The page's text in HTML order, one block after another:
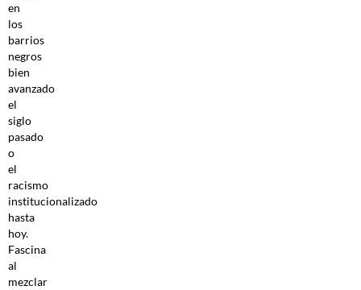
en
los
barrios
negros
bien
avanzado
el
siglo
pasado
o
el
racismo
institucionalizado
hasta
hoy.
Fascina
al
mezclar